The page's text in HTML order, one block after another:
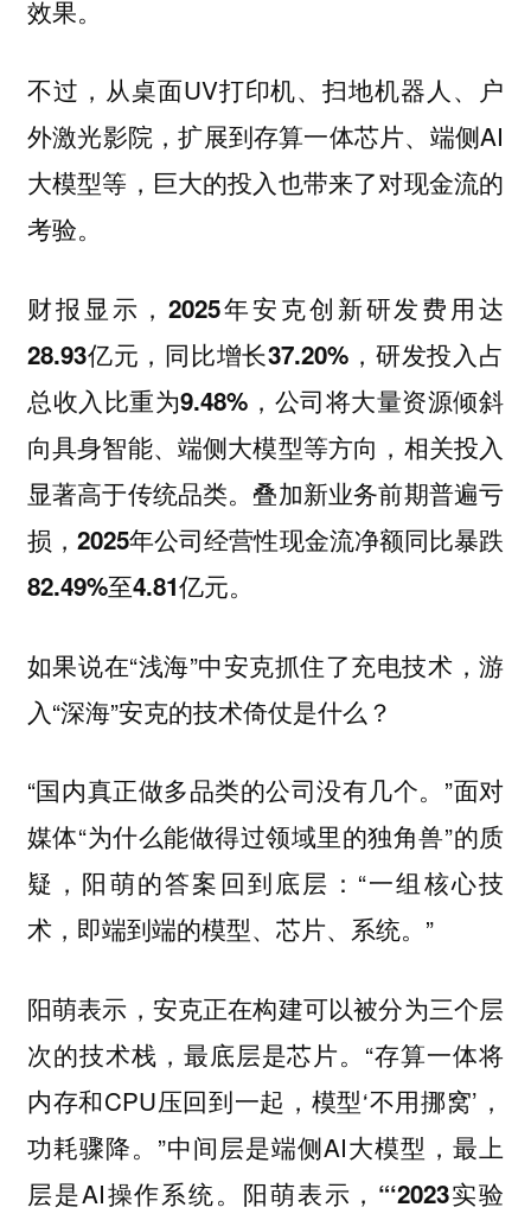
效果。
不过，从桌面UV打印机、扫地机器人、户
外激光影院，扩展到存算一体芯片、端侧AI
大模型等，巨大的投入也带来了对现金流的
考验。
财报显示，2025年安克创新研发费用达
28.93亿元，同比增长37.20%，研发投入占
总收入比重为9.48%，公司将大量资源倾斜
向具身智能、端侧大模型等方向，相关投入
显著高于传统品类。叠加新业务前期普遍亏
损，2025年公司经营性现金流净额同比暴跌
82.49%至4.81亿元。
如果说在“浅海”中安克抓住了充电技术，游
入“深海”安克的技术倚仗是什么？
“国内真正做多品类的公司没有几个。”面对
媒体“为什么能做得过领域里的独角兽”的质
疑，阳萌的答案回到底层：“一组核心技
术，即端到端的模型、芯片、系统。”
阳萌表示，安克正在构建可以被分为三个层
次的技术栈，最底层是芯片。“存算一体将
内存和CPU压回到一起，模型‘不用挪窝’，
功耗骤降。”中间层是端侧AI大模型，最上
层是AI操作系统。 阳萌表示，“‘2023实验